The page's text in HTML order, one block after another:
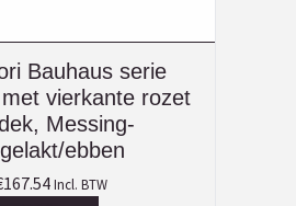
Bauhaus serie
vierkante rozet
Messing-
ebben
167.54 Incl. BTW